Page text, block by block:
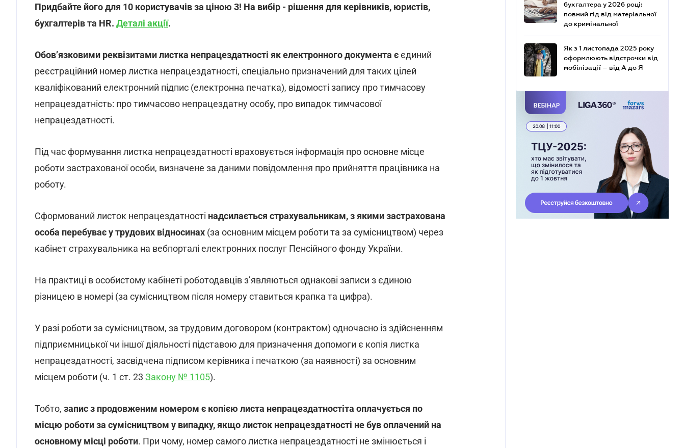
Придбайте його для 10 користувачів за ціною 3! На вибір - рішення для керівників, юристів,
бухгалтерів та HR. Деталі акції.
Обов’язковими реквізитами листка непрацездатності як електронного документа є єдиний
реєстраційний номер листка непрацездатності, спеціально призначений для таких цілей
кваліфікований електронний підпис (електронна печатка), відомості запису про тимчасову
непрацездатність: про тимчасово непрацездатну особу, про випадок тимчасової
непрацездатності.
Під час формування листка непрацездатності враховується інформація про основне місце
роботи застрахованої особи, визначене за даними повідомлення про прийняття працівника на
роботу.
Сформований листок непрацездатності надсилається страхувальникам, з якими застрахована
особа перебуває у трудових відносинах (за основним місцем роботи та за сумісництвом) через
кабінет страхувальника на вебпорталі електронних послуг Пенсійного фонду України.
На практиці в особистому кабінеті роботодавців з’являються однакові записи з єдиною
різницею в номері (за сумісництвом після номеру ставиться крапка та цифра).
У разі роботи за сумісництвом, за трудовим договором (контрактом) одночасно із здійсненням
підприємницької чи іншої діяльності підставою для призначення допомоги є копія листка
непрацездатності, засвідчена підписом керівника і печаткою (за наявності) за основним
місцем роботи (ч. 1 ст. 23 Закону № 1105).
Тобто, запис з продовженим номером є копією листа непрацездатностіта оплачується по
місцю роботи за сумісництвом у випадку, якщо листок непрацездатності не був оплачений на
основному місці роботи. При чому, номер самого листка непрацездатності не змінюється і
бухгалтера у 2026 році:
повний гід від матеріальної
до кримінальної
Як з 1 листопада 2025 року
оформлюють відстрочки від
мобілізації – від А до Я